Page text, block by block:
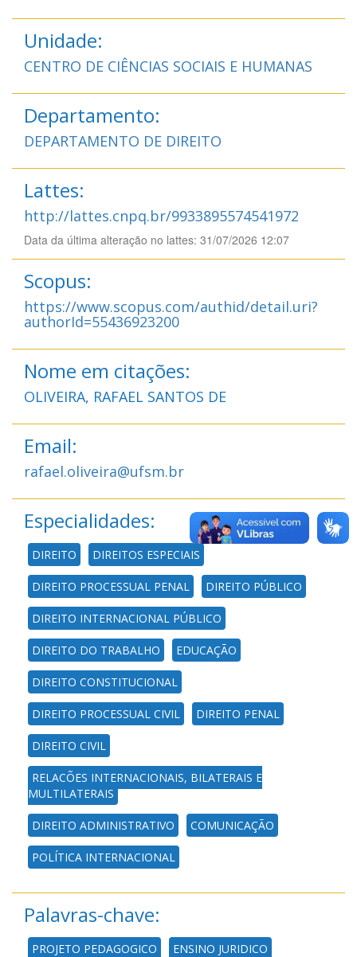
Unidade:
CENTRO DE CIÊNCIAS SOCIAIS E HUMANAS
Departamento:
DEPARTAMENTO DE DIREITO
Lattes:
http://lattes.cnpq.br/9933895574541972
Data da última alteração no lattes: 31/07/2026 12:07
Scopus:
https://www.scopus.com/authid/detail.uri?
authorId=55436923200
Nome em citações:
OLIVEIRA, RAFAEL SANTOS DE
Email:
rafael.oliveira@ufsm.br
Especialidades:
DIREITO DIREITOS ESPECIAIS
DIREITO PROCESSUAL PENAL DIREITO PÚBLICO
DIREITO INTERNACIONAL PÚBLICO
DIREITO DO TRABALHO EDUCAÇÃO
DIREITO CONSTITUCIONAL
DIREITO PROCESSUAL CIVIL DIREITO PENAL
DIREITO CIVIL
RELAÇÕES INTERNACIONAIS, BILATERAIS E
MULTILATERAIS
DIREITO ADMINISTRATIVO COMUNICAÇÃO
POLÍTICA INTERNACIONAL
Palavras-chave:
PROJETO PEDAGOGICO ENSINO JURIDICO